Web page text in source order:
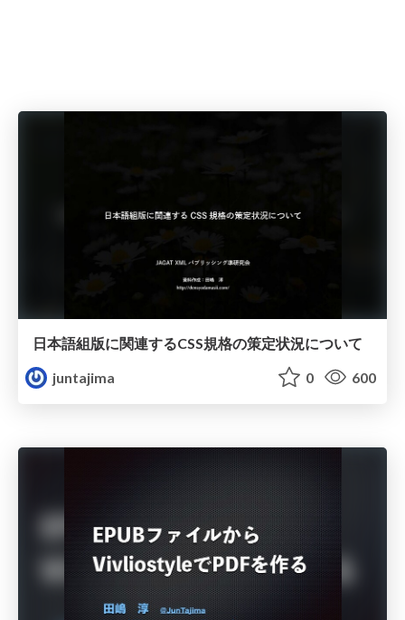
日本語組版に関連するCSS規格の策定状況について
juntajima
0 600